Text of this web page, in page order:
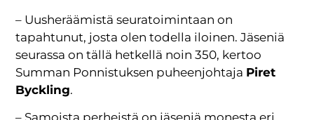
– Uusheräämistä seuratoimintaan on
tapahtunut, josta olen todella iloinen. Jäseniä
seurassa on tällä hetkellä noin 350, kertoo
Summan Ponnistuksen puheenjohtaja Piret
Byckling.
– Samoista perheistä on jäseniä monesta eri